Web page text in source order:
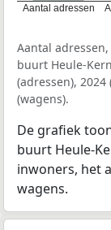
Aantal adressen
Aantal
buurt Heule-
(adressen),
(wagens).
De grafiek
buurt Heule-
inwoners, het
wagens.